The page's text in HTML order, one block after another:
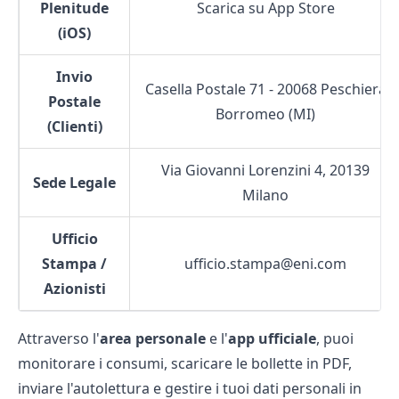
Plenitude
(iOS)
Scarica su App Store
Invio
Postale
(Clienti)
Casella Postale 71 - 20068 Peschiera
Borromeo (MI)
Sede Legale
Via Giovanni Lorenzini 4, 20139
Milano
Ufficio
Stampa /
Azionisti
ufficio.stampa@eni.com
Attraverso l'area personale e l'app ufficiale, puoi
monitorare i consumi, scaricare le bollette in PDF,
inviare l'autolettura e gestire i tuoi dati personali in